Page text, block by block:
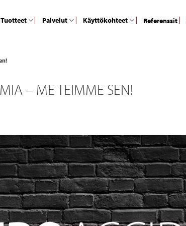
Tuotteet Palvelut Käyttökohteet Referenssit
– ME TEIMME SEN!